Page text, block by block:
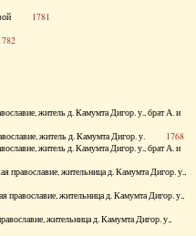
1781
житель д. Камумта Дигор. у., брат А. и
житель д. Камумта Дигор. у. 1768
житель д. Камумта Дигор. у., брат А. и
православие, жительница д. Камумта Дигор. у.,
православие, жительница д. Камумта Дигор. у.,
жительница д. Камумта Дигор. у.,